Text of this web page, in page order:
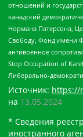
отношений и
канадский
Нормана Патерсона,
Свободу, Фонд имени
антивоенное
Stop Occupation of
Либерально-
Источник: https://
на 13.05.2024
* Сведения
иностранного